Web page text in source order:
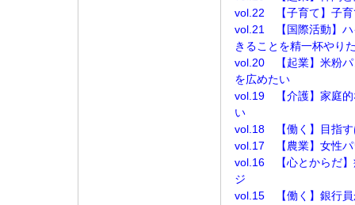
vol.22 【子育て】子育
vol.21 【国際活動】ハ
きることを精一杯やり
vol.20 【起業】米粉パ
を広めたい
vol.19 【介護】家庭的
い
vol.18 【働く】目指す
vol.17 【農業】女性パ
vol.16 【心とからだ】
ジ
vol.15 【働く】銀行員